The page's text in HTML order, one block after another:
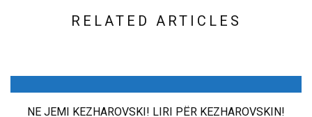
RELATED ARTICLES
NE JEMI KEZHAROVSKI! LIRI PËR KEZHAROVSKIN!